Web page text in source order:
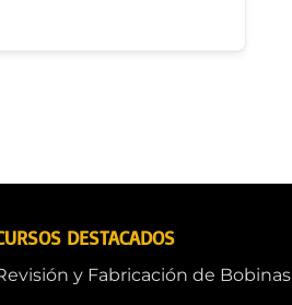
DESTACADOS
y Fabricación de Bobinas